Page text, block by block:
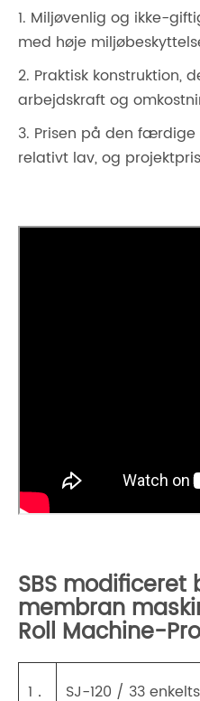
1. Miljøvenlig og ikke-
med høje
2. Praktisk konstruktion,
arbejdskraft og
3. Prisen på den
relativt lav, og
SBS
membran
Roll Machine-
1． SJ-120 / 33